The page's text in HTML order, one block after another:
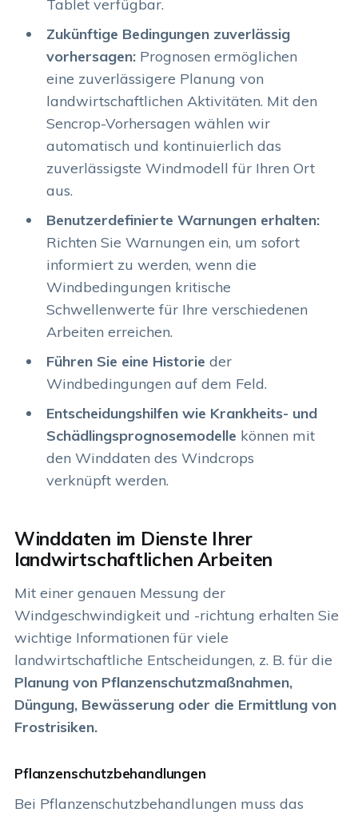
Tablet verfügbar.
Zukünftige Bedingungen zuverlässig
vorhersagen:Prognosen ermöglichen
eine zuverlässigere Planung von
landwirtschaftlichen Aktivitäten. Mit den
Sencrop-Vorhersagen wählen wir
automatisch und kontinuierlich das
zuverlässigste Windmodell für Ihren Ort
aus.
Benutzerdefinierte Warnungen erhalten:
Richten Sie Warnungen ein, um sofort
informiert zu werden, wenn die
Windbedingungen kritische
Schwellenwerte für Ihre verschiedenen
Arbeiten erreichen.
Führen Sie eine Historie der
Windbedingungen auf dem Feld.
Entscheidungshilfen wie Krankheits- und
Schädlingsprognosemodelle können mit
den Winddaten des Windcrops
verknüpft werden.
Winddaten im Dienste Ihrer
landwirtschaftlichen Arbeiten
Mit einer genauen Messung der
Windgeschwindigkeit und -richtung erhalten Sie
wichtige Informationen für viele
landwirtschaftliche Entscheidungen, z. B. für die
Planung von Pflanzenschutzmaßnahmen,
Düngung, Bewässerung oder die Ermittlung von
Frostrisiken.
Pflanzenschutzbehandlungen
Bei Pflanzenschutzbehandlungen muss das